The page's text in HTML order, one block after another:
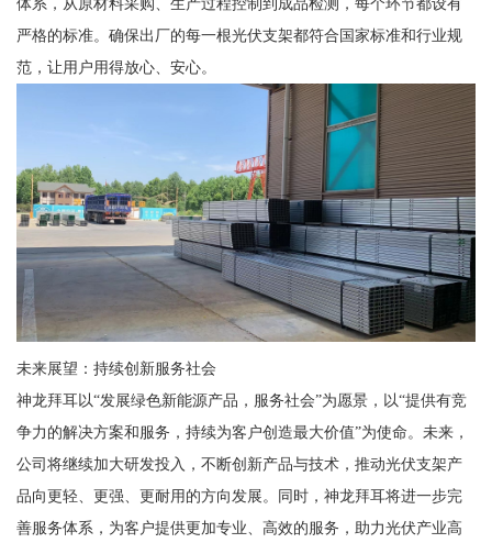
严格的标准。确保出厂的每一根光伏支架都符合国家标准和行业规
范，让用户用得放心、安心。
未来展望：持续创新服务社会
神龙拜耳以“发展绿色新能源产品，服务社会”为愿景，以“提供有竞
争力的解决方案和服务，持续为客户创造最大价值”为使命。未来，
公司将继续加大研发投入，不断创新产品与技术，推动光伏支架产
品向更轻、更强、更耐用的方向发展。同时，神龙拜耳将进一步完
善服务体系，为客户提供更加专业、高效的服务，助力光伏产业高